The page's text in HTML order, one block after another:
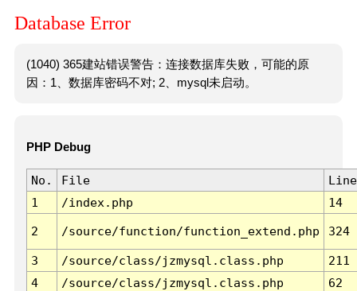
Database Error
(1040) 365建站错误警告：连接数据库失败，可能的原
因：1、数据库密码不对; 2、mysql未启动。
PHP Debug
No. File
Line
1
/index.php 14
2 /source/function/function_extend.php 324
3 /source/class/jzmysql.class.php
211
4
/source/class/jzmysql.class.php
62